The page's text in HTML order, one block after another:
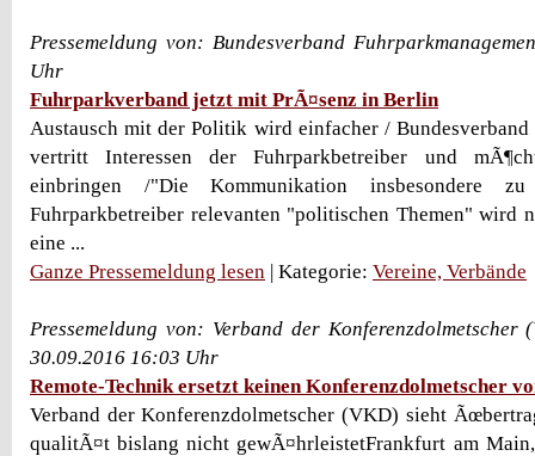
Pressemeldung von: Bundesverband
Uhr
Fuhrparkverband jetzt mit PrÃ¤senz in Berlin
Austausch mit der Politik wird einfacher / Bundesverband
vertritt Interessen der Fuhrparkbetreiber und
einbringen /"Die Kommunikation insbesondere
Fuhrparkbetreiber relevanten "politischen Themen" wird
eine ...
Ganze Pressemeldung lesen | Kategorie: Vereine, Verbände
Pressemeldung von: Verband der Konferenzdolmetscher
30.09.2016 16:03 Uhr
Remote-Technik ersetzt keinen Konferenzdolmetscher
Verband der Konferenzdolmetscher (VKD) sieht
qualitÃ¤t bislang nicht gewÃ¤hrleistetFrankfurt am